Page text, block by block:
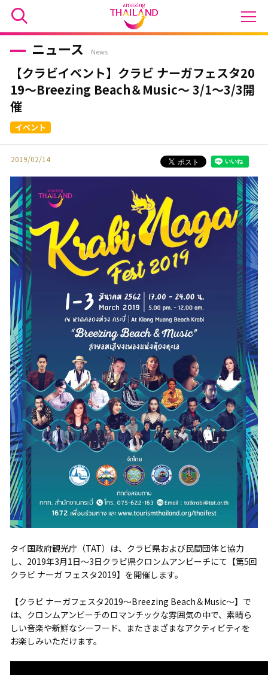
ニュース News
【クラビイベント】クラビ ナーガフェスタ20
19～Breezing Beach＆Music～ 3/1～3/3開
催
2019/02/14
タイ国政府観光庁（TAT）は、クラビ県および民間団体と協力
し、2019年3月1日～3日クラビ県クロンムアンビーチにて【第5回
クラビ ナーガ フェスタ2019】を開催します。
【クラビ ナーガフェスタ2019～Breezing Beach＆Music～】で
は、クロンムアンビーチのロマンチックな雰囲気の中で、素晴ら
しい音楽や新鮮なシーフード、またさまざまなアクティビティを
お楽しみいただけます。